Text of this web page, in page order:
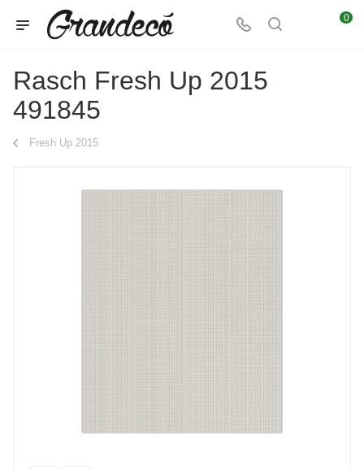
0
Rasch Fresh Up 2015
491845
Fresh Up 2015